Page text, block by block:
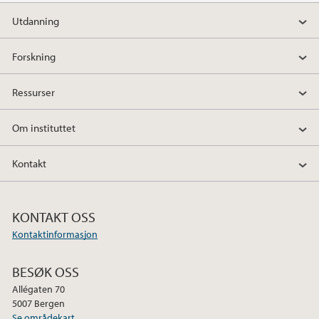
w
t
e
i
k
d
n
a
e
o
k
Utdanning
Forskning
Ressurser
Om instituttet
Kontakt
KONTAKT OSS
Kontaktinformasjon
BESØK OSS
Allégaten 70
5007 Bergen